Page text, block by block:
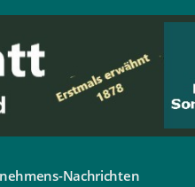
Nachrichten